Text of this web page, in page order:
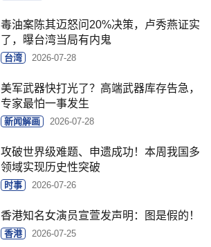
毒油案陈其迈怒问20%决策，卢秀燕证实
了，曝台湾当局有内鬼
台湾 2026-07-28
美军武器快打光了？高端武器库存告急，
专家最怕一事发生
新闻解画 2026-07-28
攻破世界级难题、申遗成功！本周我国多
领域实现历史性突破
时事 2026-07-26
香港知名女演员宣萱发声明：图是假的！
香港 2026-07-25